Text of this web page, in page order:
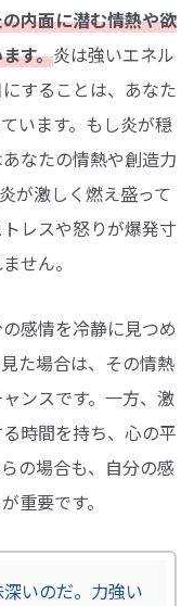
内面に潜む情熱や欲
す。炎は強いエネル
することは、あなた
います。もし炎が穏
なたの情熱や創造力
が激しく燃え盛って
レスや怒りが爆発寸
せん。
感情を冷静に見つめ
た場合は、その情熱
ンスです。一方、激
時間を持ち、心の平
の場合も、自分の感
重要です。
いのだ。力強い